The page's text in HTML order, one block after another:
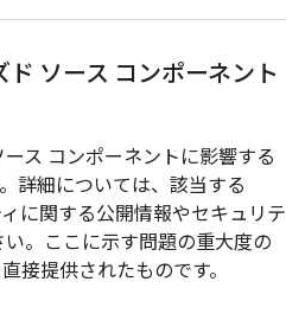
ソース コンポーネント
ス コンポーネントに影響する
詳細については、該当する
に関する公開情報やセキュリテ
。ここに示す問題の重大度の
接提供されたものです。